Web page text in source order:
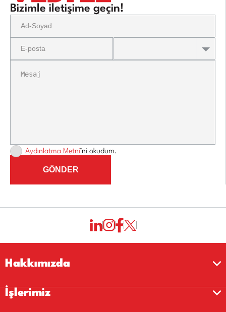
Bizimle iletişime geçin!
Aydınlatma Metni’ni okudum.
GÖNDER
Hakkımızda
İşlerimiz